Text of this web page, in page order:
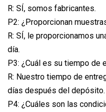
R: SÍ, somos fabricantes.
P2: ¿Proporcionan
R: SÍ, le proporcionamos
día.
P3: ¿Cuál es su tiempo de
R: Nuestro tiempo de
días después del depósito.
P4: ¿Cuáles son las